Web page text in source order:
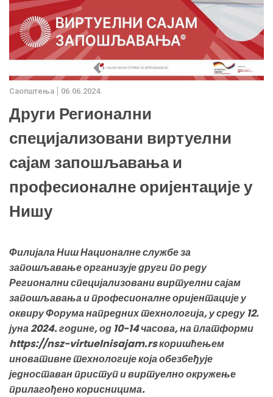
Саопштења 06.06.2024.
Други Регионални
специјализовани виртуелни
сајам запошљавања и
професионалне оријентације у
Нишу
Филијала Ниш Националне службе за
запошљавање организује други по реду
Регионални специјализовани виртуелни сајам
запошљавања и професионалне оријентације у
оквиру Форума напредних технологија, у среду 12.
јуна 2024. године, од 10-14 часова, на платформи
https://nsz-virtuelnisajam.rs коришћењем
иновативне технологије која обезбеђује
једноставан приступ и виртуелно окружење
прилагођено корисницима.